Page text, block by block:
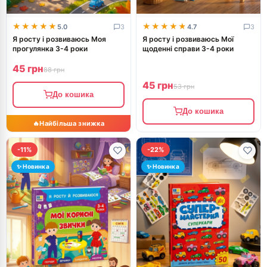
★★★★★
★★★★★ 5.0 3
Я росту і розвиваюсь Моя
прогулянка 3-4 роки
45 грн88 грн
До кошика
★★★★★
★★★★★ 4.7 3
Я росту і розвиваюсь Мої
щоденні справи 3-4 роки
45 грн53 грн
До кошика
-11%
✨ Новинка
-22%
✨ Новинка